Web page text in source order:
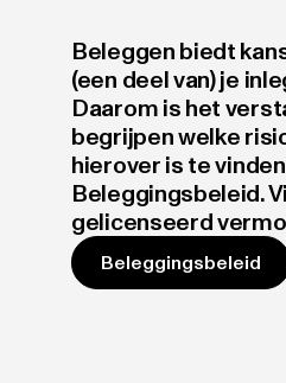
Beleggen biedt
(een deel van) je
Daarom is het
begrijpen welke
hierover is te
Beleggingsbeleid.
gelicenseerd
Beleggingsbeleid